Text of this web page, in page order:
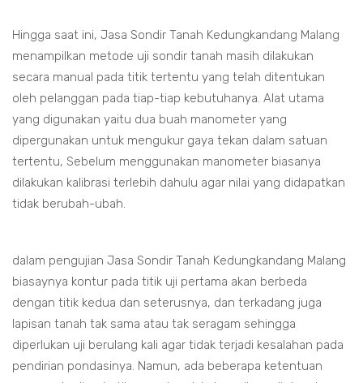
Hingga saat ini, Jasa Sondir Tanah Kedungkandang Malang
menampilkan metode uji sondir tanah masih dilakukan
secara manual pada titik tertentu yang telah ditentukan
oleh pelanggan pada tiap-tiap kebutuhanya. Alat utama
yang digunakan yaitu dua buah manometer yang
dipergunakan untuk mengukur gaya tekan dalam satuan
tertentu, Sebelum menggunakan manometer biasanya
dilakukan kalibrasi terlebih dahulu agar nilai yang didapatkan
tidak berubah-ubah.
dalam pengujian Jasa Sondir Tanah Kedungkandang Malang
biasaynya kontur pada titik uji pertama akan berbeda
dengan titik kedua dan seterusnya, dan terkadang juga
lapisan tanah tak sama atau tak seragam sehingga
diperlukan uji berulang kali agar tidak terjadi kesalahan pada
pendirian pondasinya. Namun, ada beberapa ketentuan